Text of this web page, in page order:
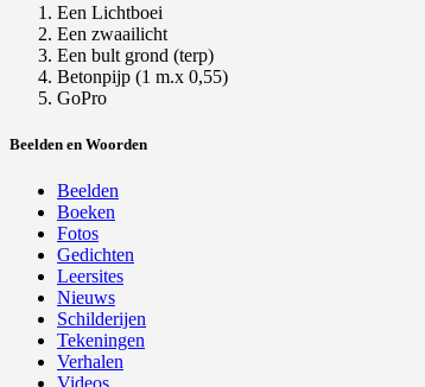
Een Lichtboei
Een zwaailicht
Een bult grond (terp)
Betonpijp (1 m.x 0,55)
GoPro
Beelden en Woorden
Beelden
Boeken
Fotos
Gedichten
Leersites
Nieuws
Schilderijen
Tekeningen
Verhalen
Videos